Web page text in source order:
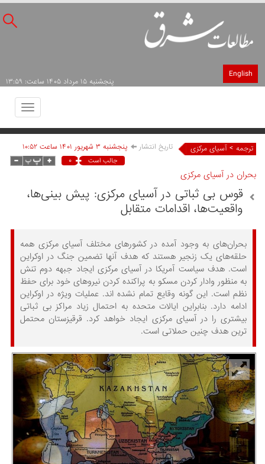
English
پنجشنبه ۱۵ مرداد ۱۴۰۵ ساعت: ۱۳:۵۹
Toggle
ترجمه > آسیای مرکزی تاریخ انتشار پنجشنبه ۳ شهريور ۱۴۰۱ ساعت ۱۰:۵۲
جالب است ۰
بحران در آسیای مرکزی
قوس بی ثباتی در آسیای مرکزی: پیش بینی‌ها،
واقعیت‌ها، اقدامات متقابل
بحران‌های به وجود آمده در کشورهای مختلف آسیای مرکزی همه
حلقه‌های یک زنجیر هستند که هدف آنها تضمین جنگ در اوکراین
است. هدف سیاست آمریکا در آسیای مرکزی ایجاد جبهه دوم تنش
به منظور وادار کردن مسکو به پراکنده کردن نیروهای خود برای حفظ
نظم است. این گونه وقایع تمام نشده اند. عملیات ویژه در اوکراین
ادامه دارد. بنابراین ایالات متحده به احتمال زیاد مراکز بی ثباتی
بیشتری را در آسیای مرکزی ایجاد خواهد کرد. قرقیزستان محتمل
ترین هدف چنین حملاتی است.